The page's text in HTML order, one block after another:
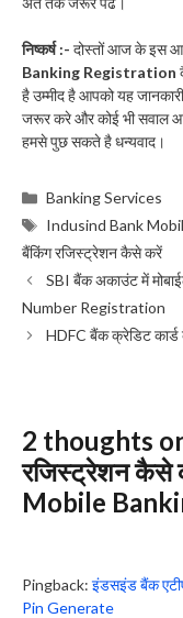
निष्कर्ष :- दोस्तों आज के इस
Banking Registration
है उम्मीद है आपको यह
जरूर करे और कोई भी सवाल
हमसे पुछ सकते है धन्यवाद।
Categories
Banking Services
Tags
Indusind Bank
बैंकिंग रजिस्ट्रेशन कैसे करें
SBI बैंक अकाउंट में
Number Registration
HDFC बैंक क्रेडिट
2 thoughts on
रजिस्ट्रेशन कैसे
Mobile
Pingback: इंडसइंड बैंक
Pin Generate